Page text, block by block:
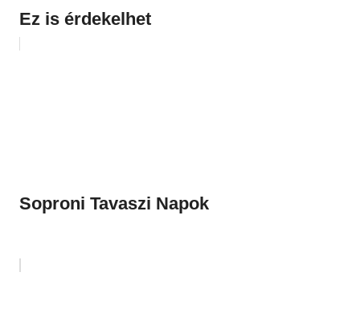
Ez is érdekelhet
Soproni Tavaszi Napok